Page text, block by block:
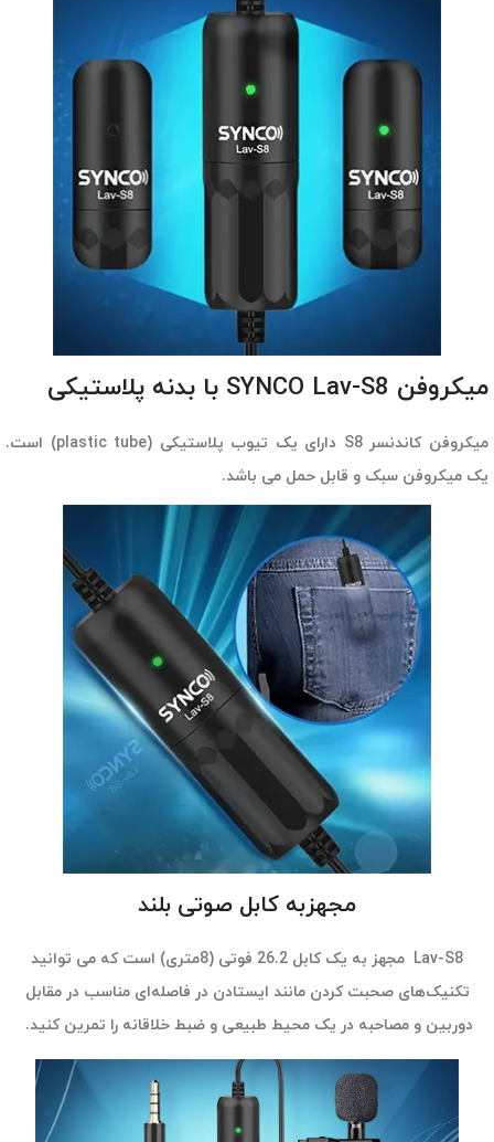
میکروفن SYNCO Lav-S8 با بدنه پلاستیکی
میکروفن کاندنسر S8 دارای یک تیوب پلاستیکی (plastic tube) است.
یک میکروفن سبک و قابل حمل می باشد.
مجهزبه کابل صوتی بلند
Lav-S8 مجهز به یک کابل 26.2 فوتی (8متری) است که می توانید
تکنیک‌های صحبت کردن مانند ایستادن در فاصله‌ای مناسب در مقابل
دوربین و مصاحبه‌ در یک محیط طبیعی و ضبط خلاقانه را تمرین کنید.